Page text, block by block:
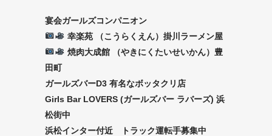
宴会ガールズコンパニオン
幸楽苑 （こうらくえん）掛川ラーメン屋
焼肉大成館 （やきにくたいせいかん）豊
田町
ガールズバーD3 有名なボッタクリ店
Girls Bar LOVERS (ガールズバー ラバーズ) 浜
松街中
浜松インター付近 トラック運転手募集中